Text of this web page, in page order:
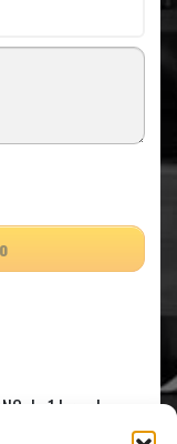
da 1 kg o da
fritte dippers*